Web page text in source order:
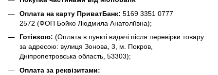
Оплата на карту ПриватБанк: 5169 3351 0777
2572 (ФОП Бойко Людмила Анатоліївна);
Готівкою: (Оплата в пункті видачі після перевірки товару
за адресою: вулиця Зонова, 3, м. Покров,
Дніпропетровська область, 53303);
Оплата за реквізитами: